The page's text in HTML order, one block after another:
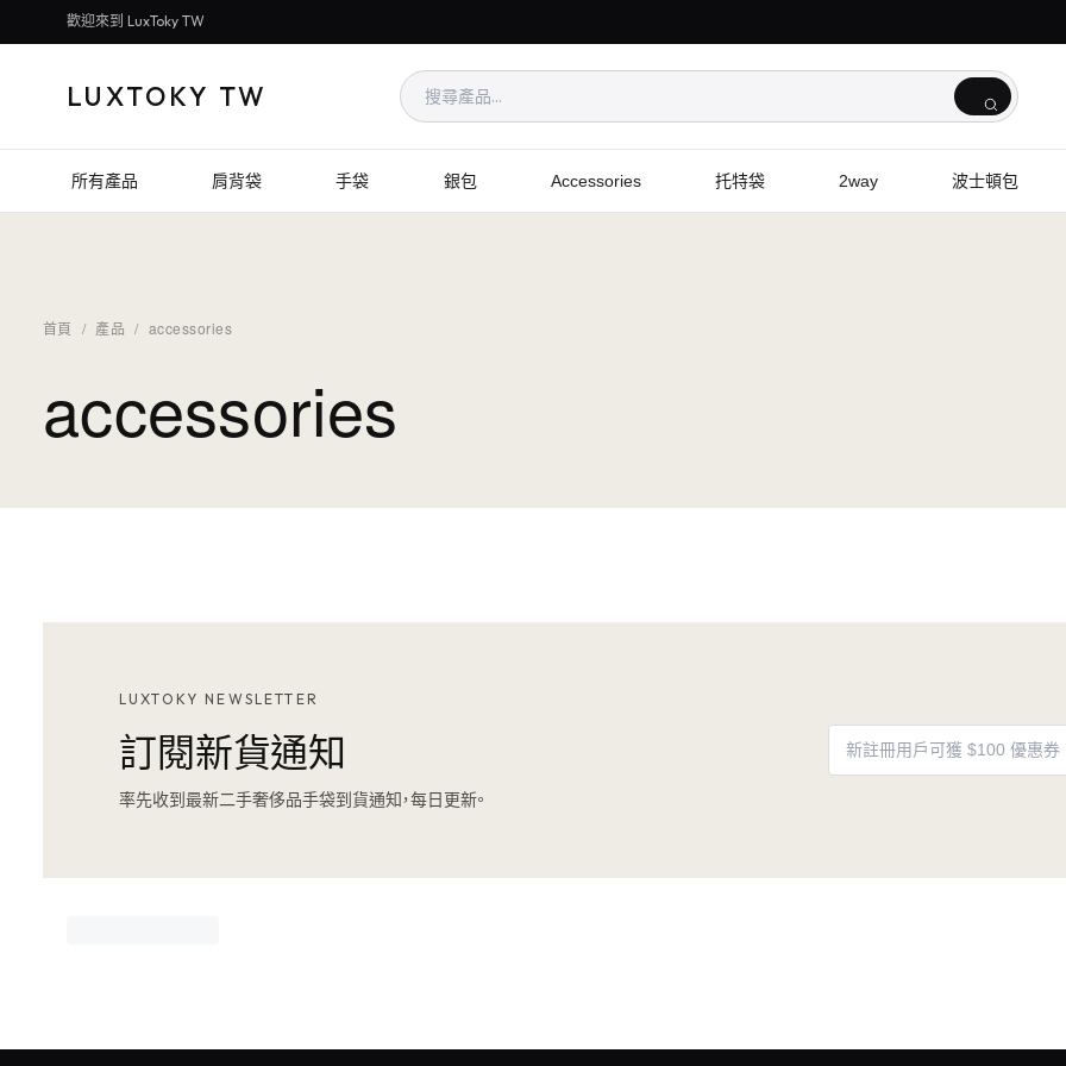
歡迎來到 LuxToky TW
LUXTOKY TW
所有產品 肩背袋 手袋 銀包 Accessories 托特袋 2way 波士頓包
首頁 / 產品 / accessories
accessories
LUXTOKY NEWSLETTER
訂閱新貨通知
率先收到最新二手奢侈品手袋到貨通知，每日更新。